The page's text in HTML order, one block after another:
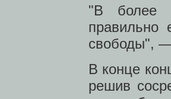
"В более
правильно
свободы", —
В конце
решив